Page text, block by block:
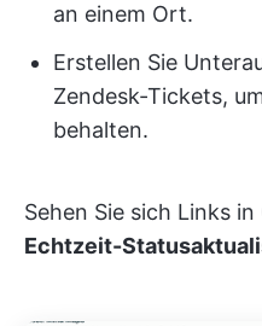
an einem Ort.
Erstellen Sie
Zendesk-Tickets,
behalten.
Sehen Sie sich Links
Echtzeit-